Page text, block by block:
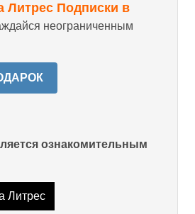
Литрес Подписки в
неограниченным
ознакомительным
Литрес